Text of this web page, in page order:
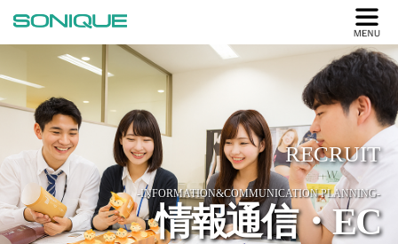
RECRUIT
-INFORMATION&COMMUNICATION PLANNING-
情報通信・EC